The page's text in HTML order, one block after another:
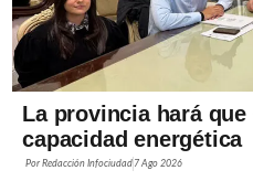
La provincia hará
capacidad energética
PorRedacción Infociudad 7 Ago 2026